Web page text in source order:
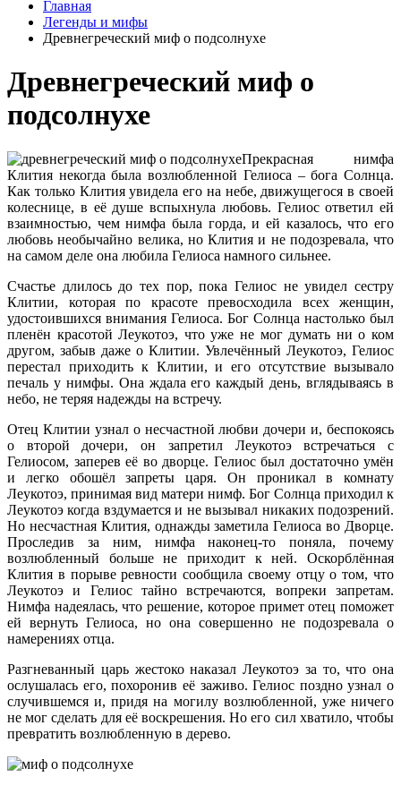
Главная
Легенды и мифы
Древнегреческий миф о подсолнухе
Древнегреческий миф о
подсолнухе
Прекрасная нимфа
Клития некогда была возлюбленной Гелиоса – бога Солнца.
Как только Клития увидела его на небе, движущегося в своей
колеснице, в её душе вспыхнула любовь. Гелиос ответил ей
взаимностью, чем нимфа была горда, и ей казалось, что его
любовь необычайно велика, но Клития и не подозревала, что
на самом деле она любила Гелиоса намного сильнее.
Счастье длилось до тех пор, пока Гелиос не увидел сестру
Клитии, которая по красоте превосходила всех женщин,
удостоившихся внимания Гелиоса. Бог Солнца настолько был
пленён красотой Леукотоэ, что уже не мог думать ни о ком
другом, забыв даже о Клитии. Увлечённый Леукотоэ, Гелиос
перестал приходить к Клитии, и его отсутствие вызывало
печаль у нимфы. Она ждала его каждый день, вглядываясь в
небо, не теряя надежды на встречу.
Отец Клитии узнал о несчастной любви дочери и, беспокоясь
о второй дочери, он запретил Леукотоэ встречаться с
Гелиосом, заперев её во дворце. Гелиос был достаточно умён
и легко обошёл запреты царя. Он проникал в комнату
Леукотоэ, принимая вид матери нимф. Бог Солнца приходил к
Леукотоэ когда вздумается и не вызывал никаких подозрений.
Но несчастная Клития, однажды заметила Гелиоса во Дворце.
Проследив за ним, нимфа наконец-то поняла, почему
возлюбленный больше не приходит к ней. Оскорблённая
Клития в порыве ревности сообщила своему отцу о том, что
Леукотоэ и Гелиос тайно встречаются, вопреки запретам.
Нимфа надеялась, что решение, которое примет отец поможет
ей вернуть Гелиоса, но она совершенно не подозревала о
намерениях отца.
Разгневанный царь жестоко наказал Леукотоэ за то, что она
ослушалась его, похоронив её заживо. Гелиос поздно узнал о
случившемся и, придя на могилу возлюбленной, уже ничего
не мог сделать для её воскрешения. Но его сил хватило, чтобы
превратить возлюбленную в дерево.